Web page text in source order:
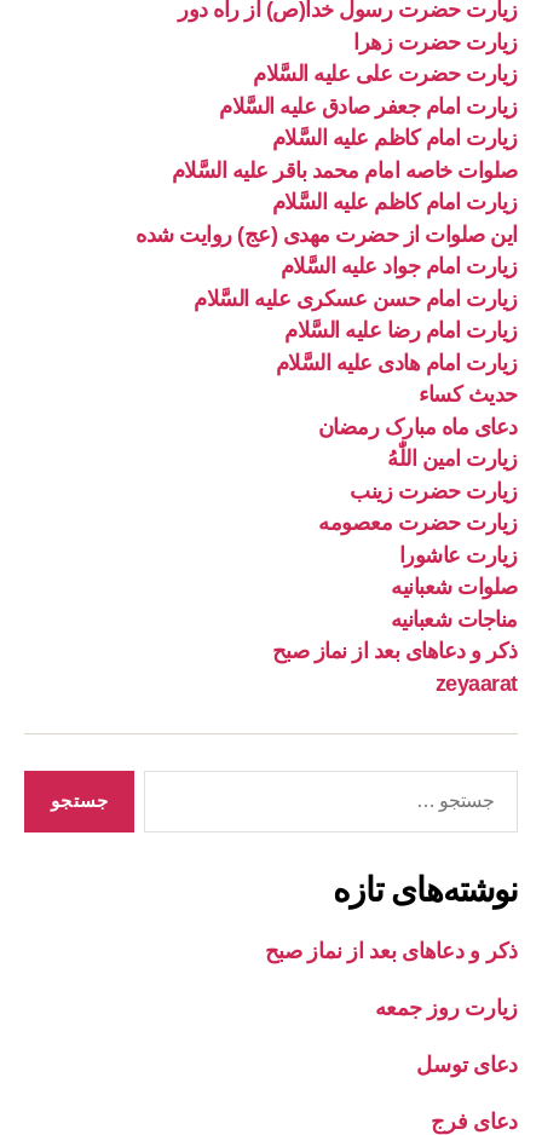
زیارت حضرت رسول خدا(ص) از راه دور
زیارت حضرت زهرا
زیارت حضرت علی علیه السَّلام
زیارت امام جعفر صادق علیه السَّلام
زیارت امام کاظم علیه السَّلام
صلوات خاصه امام محمد باقر علیه السَّلام
زیارت امام کاظم علیه السَّلام
این صلوات از حضرت مهدی (عج) روایت شده
زیارت امام جواد علیه السَّلام
زیارت امام حسن عسکری علیه السَّلام
زیارت امام رضا علیه السَّلام
زیارت امام هادی علیه السَّلام
حدیث کساء
دعای ماه مبارک رمضان
زیارت امین اللّٰهُ
زیارت حضرت زینب
زیارت حضرت معصومه
زیارت عاشورا
صلوات شعبانیه
مناجات شعبانیه
ذکر و دعاهای بعد از نماز صبح
zeyaarat
نوشته‌های تازه
ذکر و دعاهای بعد از نماز صبح
زیارت روز جمعه
دعای توسل
دعای فرج